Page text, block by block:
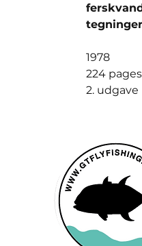
1978
224 pages
2. udgave